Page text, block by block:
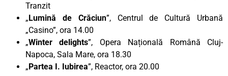
Tranzit
„Lumină de Crăciun”, Centrul de Cultură Urbană
„Casino”, ora 14.00
„Winter delights”, Opera Națională Română Cluj-
Napoca, Sala Mare, ora 18.30
„Partea I. Iubirea”, Reactor, ora 20.00